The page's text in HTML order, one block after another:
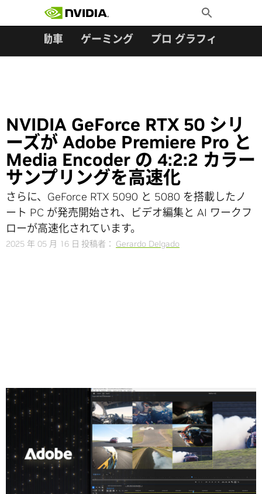
Toggle
Search
自動車 ゲーミング プロ グラフィックス
NVIDIA GeForce RTX 50 シリ
ーズが Adobe Premiere Pro と
Media Encoder の 4:2:2 カラー
サンプリングを高速化
さらに、GeForce RTX 5090 と 5080 を搭載したノ
ート PC が発売開始され、ビデオ編集と AI ワークフ
ローが高速化されています。
2025 年 05 月 16 日 投稿者： Gerardo Delgado
Share